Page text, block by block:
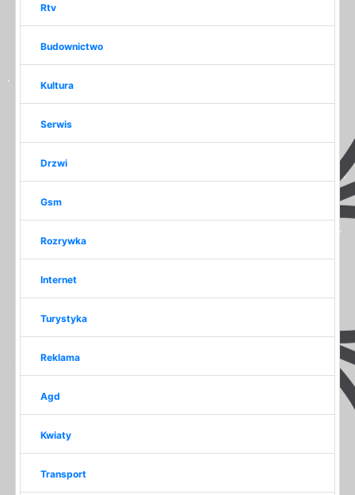
Rtv
Budownictwo
Kultura
Serwis
Drzwi
Gsm
Rozrywka
Internet
Turystyka
Reklama
Agd
Kwiaty
Transport